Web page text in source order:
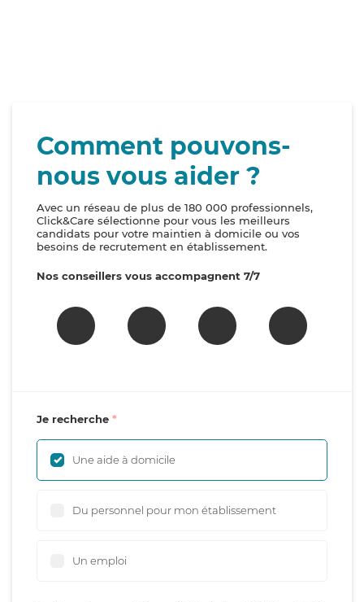
Comment pouvons-
nous vous aider ?
Avec un réseau de plus de 180 000 professionnels,
Click&Care sélectionne pour vous les meilleurs
candidats pour votre maintien à domicile ou vos
besoins de recrutement en établissement.
Nos conseillers vous accompagnent 7/7
Je recherche
Une aide à domicile
Du personnel pour mon établissement
Un emploi